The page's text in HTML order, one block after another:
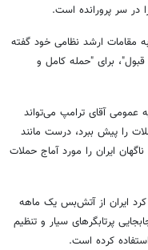
سر پرورانده است.
مقامات ارشد نظامی خود گفته
برای "حمله کامل و
عمومی آقای ترامپ می‌تواند
را پیش ببرد، درست مانند
ایران را مورد آماج حملات
کرد ایران از آتش‌بس یک ماهه
پرتابگرهای سیار و تنظیم
کرده است.